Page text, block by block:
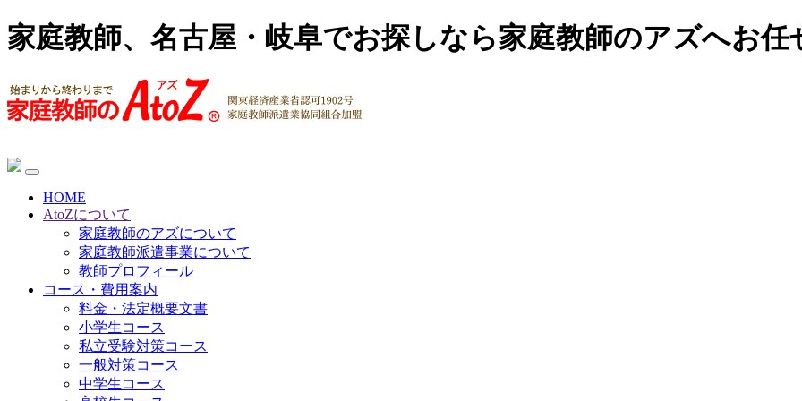
家庭教師、名古屋・岐阜でお探しなら家庭教師のアズへお任
HOME
AtoZについて
家庭教師のアズについて
家庭教師派遣事業について
教師プロフィール
コース・費用案内
料金・法定概要文書
小学生コース
私立受験対策コース
一般対策コース
中学生コース